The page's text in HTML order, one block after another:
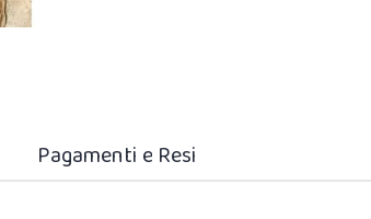
Pagamenti e Resi